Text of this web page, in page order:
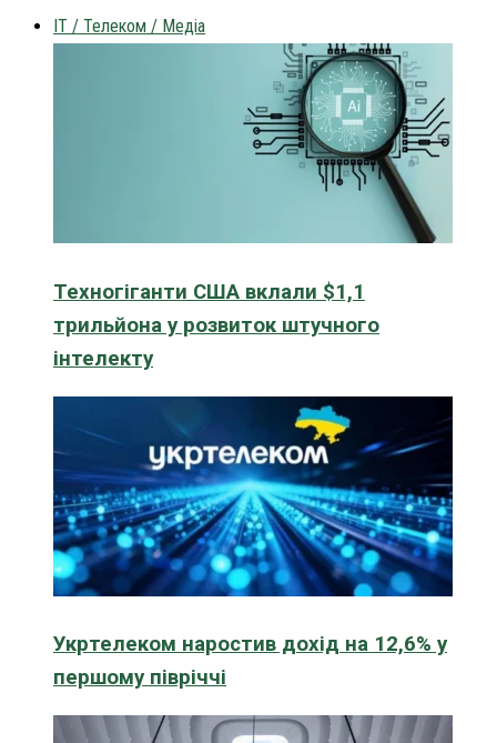
IT / Телеком / Медіа
Техногіганти США вклали $1,1
трильйона у розвиток штучного
інтелекту
Укртелеком наростив дохід на 12,6% у
першому півріччі